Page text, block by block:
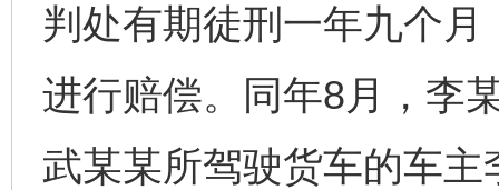
判处有期徒刑一年九个
进行赔偿。同年8月，李
武某某所驾驶货车的车